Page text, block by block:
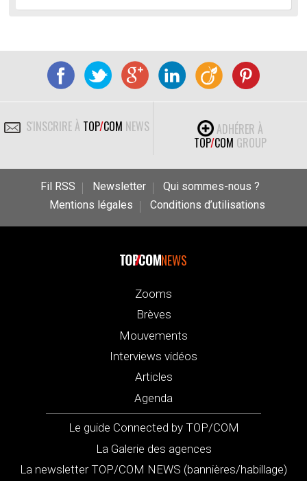
S'INSCRIRE À TOP/COM NEWS
ADHÉRER À
TOP/COM GROUP
Fil RSS Newsletter
Qui sommes-nous ?
Mentions légales
Conditions d’utilisations
NEWS
Zooms
Brèves
Mouvements
Interviews vidéos
Articles
Agenda
Le guide Connected by TOP/COM
La Galerie des agences
La newsletter TOP/COM NEWS (bannières/habillage)